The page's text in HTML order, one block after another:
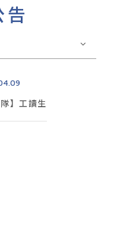
告
】工讀生